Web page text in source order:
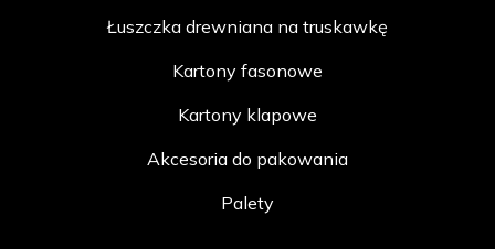
Łuszczka drewniana na truskawkę
Kartony fasonowe
Kartony klapowe
Akcesoria do pakowania
Palety